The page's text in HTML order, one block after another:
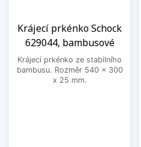
Krájecí prkénko Schock
629044, bambusové
Krájecí prkénko ze stabilního
bambusu. Rozměr 540 x 300
x 25 mm.